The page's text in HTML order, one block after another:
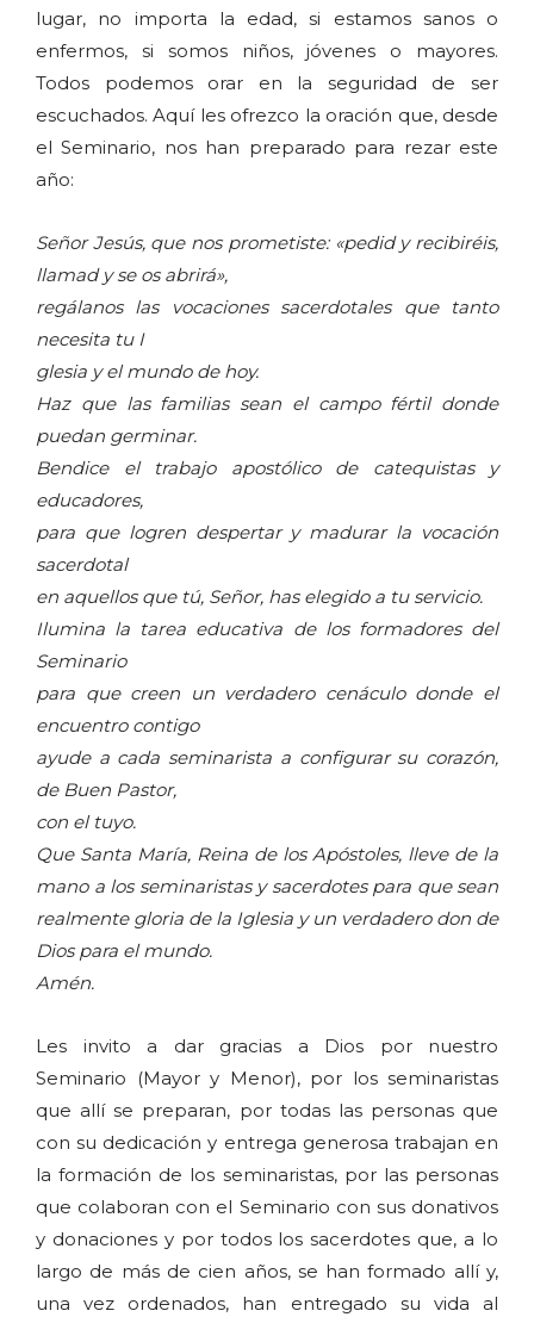
lugar, no importa la edad, si estamos sanos o
enfermos, si somos niños, jóvenes o mayores.
Todos podemos orar en la seguridad de ser
escuchados. Aquí les ofrezco la oración que, desde
el Seminario, nos han preparado para rezar este
año:
Señor Jesús, que nos prometiste: «pedid y recibiréis,
llamad y se os abrirá»,
regálanos las vocaciones sacerdotales que tanto
necesita tu I
glesia y el mundo de hoy.
Haz que las familias sean el campo fértil donde
puedan germinar.
Bendice el trabajo apostólico de catequistas y
educadores,
para que logren despertar y madurar la vocación
sacerdotal
en aquellos que tú, Señor, has elegido a tu servicio.
Ilumina la tarea educativa de los formadores del
Seminario
para que creen un verdadero cenáculo donde el
encuentro contigo
ayude a cada seminarista a configurar su corazón,
de Buen Pastor,
con el tuyo.
Que Santa María, Reina de los Apóstoles, lleve de la
mano a los seminaristas y sacerdotes para que sean
realmente gloria de la Iglesia y un verdadero don de
Dios para el mundo.
Amén.
Les invito a dar gracias a Dios por nuestro
Seminario (Mayor y Menor), por los seminaristas
que allí se preparan, por todas las personas que
con su dedicación y entrega generosa trabajan en
la formación de los seminaristas, por las personas
que colaboran con el Seminario con sus donativos
y donaciones y por todos los sacerdotes que, a lo
largo de más de cien años, se han formado allí y,
una vez ordenados, han entregado su vida al